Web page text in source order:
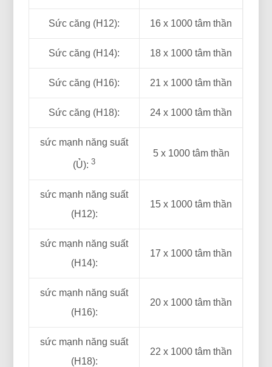
Sức căng (H12): 16 x 1000 tâm thần
Sức căng (H14): 18 x 1000 tâm thần
Sức căng (H16): 21 x 1000 tâm thần
Sức căng (H18): 24 x 1000 tâm thần
sức mạnh năng suất
(Ủ):3
5 x 1000 tâm thần
sức mạnh năng suất
(H12):
15 x 1000 tâm thần
sức mạnh năng suất
(H14):
17 x 1000 tâm thần
sức mạnh năng suất
(H16):
20 x 1000 tâm thần
sức mạnh năng suất
(H18):
22 x 1000 tâm thần